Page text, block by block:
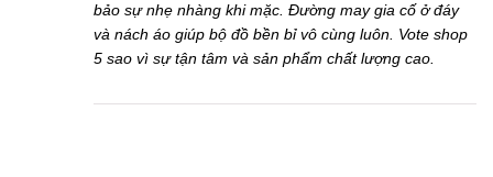
bảo sự nhẹ nhàng khi mặc. Đường may gia cố ở đáy
và nách áo giúp bộ đồ bền bỉ vô cùng luôn. Vote shop
5 sao vì sự tận tâm và sản phẩm chất lượng cao.